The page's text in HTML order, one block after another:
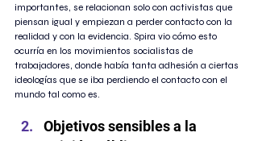
importantes, se relacionan solo con activistas que
piensan igual y empiezan a perder contacto con la
realidad y con la evidencia. Spira vio cómo esto
ocurría en los movimientos socialistas de
trabajadores, donde había tanta adhesión a ciertas
ideologías que se iba perdiendo el contacto con el
mundo tal como es.
Objetivos sensibles a la